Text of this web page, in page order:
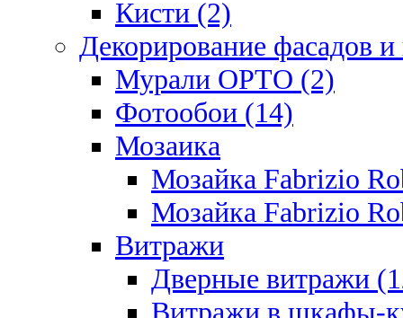
Кисти (2)
Декорирование фасадов и
Мурали ОРТО (2)
Фотообои (14)
Мозаика
Мозайка Fabrizio
Мозайка Fabrizio
Витражи
Дверные витражи